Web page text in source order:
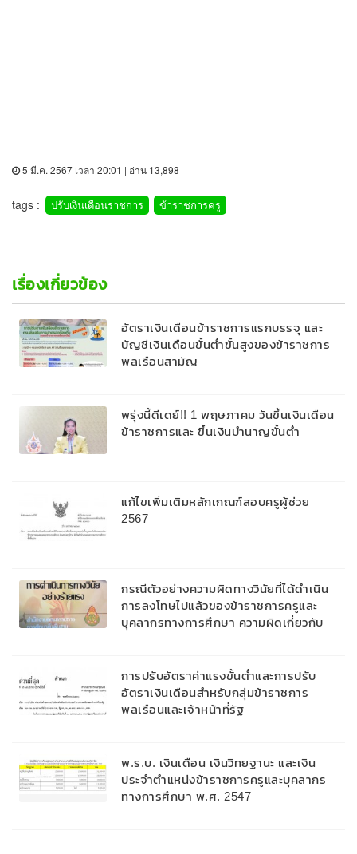
5 มี.ค. 2567 เวลา 20:01 | อ่าน 13,898
tags : ปรับเงินเดือนราชการ ข้าราชการครู
เรื่องเกี่ยวข้อง
อัตราเงินเดือนข้าราชการแรกบรรจุ และ
บัญชีเงินเดือนขั้นต่ำขั้นสูงของข้าราชการ
พลเรือนสามัญ
​พรุ่งนี้ดีเดย์!! 1 พฤษภาคม วันขึ้นเงินเดือน
ข้าราชการและ ขึ้นเงินบำนาญขั้นต่ำ
แก้ไขเพิ่มเติมหลักเกณฑ์สอบครูผู้ช่วย
2567
กรณีตัวอย่างความผิดทางวินัยที่ได้ดำเนิน
การลงโทษไปแล้วของข้าราชการครูและ
บุคลากรทางการศึกษา ความผิดเกี่ยวกับ
การปรับอัตราค่าแรงขั้นต่ำและการปรับ
อัตราเงินเดือนสำหรับกลุ่มข้าราชการ
พลเรือนและเจ้าหน้าที่รัฐ
พ.ร.บ. เงินเดือน เงินวิทยฐานะ และเงิน
ประจำตำแหน่งข้าราชการครูและบุคลากร
ทางการศึกษา พ.ศ. 2547